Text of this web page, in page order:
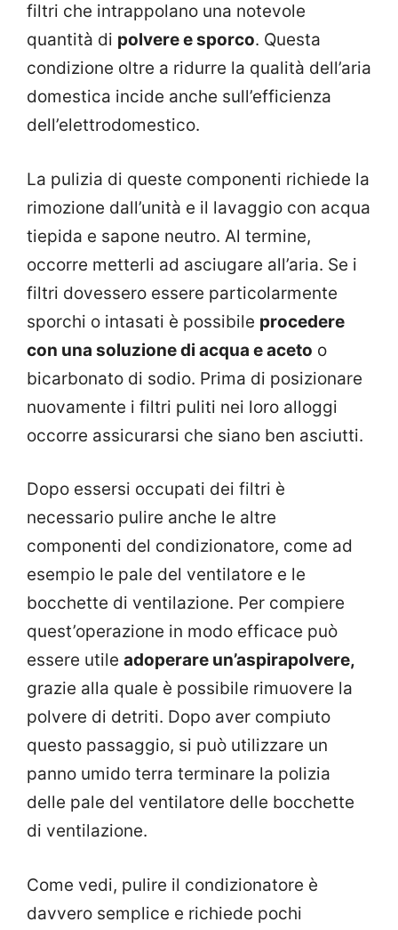
filtri che intrappolano una notevole
quantità di polvere e sporco. Questa
condizione oltre a ridurre la qualità dell’aria
domestica incide anche sull’efficienza
dell’elettrodomestico.
La pulizia di queste componenti richiede la
rimozione dall’unità e il lavaggio con acqua
tiepida e sapone neutro. Al termine,
occorre metterli ad asciugare all’aria. Se i
filtri dovessero essere particolarmente
sporchi o intasati è possibile procedere
con una soluzione di acqua e aceto o
bicarbonato di sodio. Prima di posizionare
nuovamente i filtri puliti nei loro alloggi
occorre assicurarsi che siano ben asciutti.
Dopo essersi occupati dei filtri è
necessario pulire anche le altre
componenti del condizionatore, come ad
esempio le pale del ventilatore e le
bocchette di ventilazione. Per compiere
quest’operazione in modo efficace può
essere utile adoperare un’aspirapolvere,
grazie alla quale è possibile rimuovere la
polvere di detriti. Dopo aver compiuto
questo passaggio, si può utilizzare un
panno umido terra terminare la polizia
delle pale del ventilatore delle bocchette
di ventilazione.
Come vedi, pulire il condizionatore è
davvero semplice e richiede pochi